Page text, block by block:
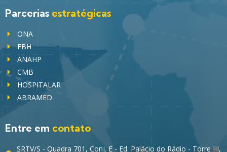
Parcerias estratégicas
ONA
FBH
ANAHP
CMB
HOSPITALAR
ABRAMED
Entre em contato
SRTV/S - Quadra 701, Conj. E - Ed. Palácio do Rádio - Torre III,